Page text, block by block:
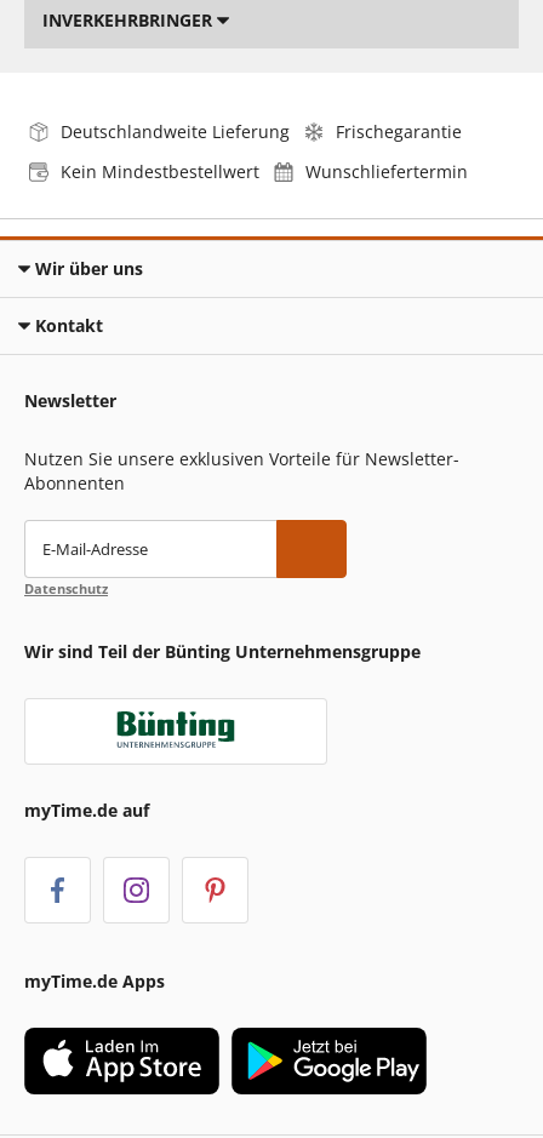
INVERKEHRBRINGER
Deutschlandweite Lieferung
Frischegarantie
Kein Mindestbestellwert
Wunschliefertermin
Wir über uns
Kontakt
Newsletter
Nutzen Sie unsere exklusiven Vorteile für Newsletter-
Abonnenten
E-Mail-Adresse
Datenschutz
Wir sind Teil der Bünting Unternehmensgruppe
myTime.de auf
myTime.de Apps